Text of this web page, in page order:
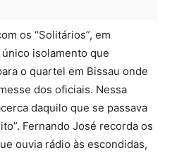
os “Solitários”, em
isolamento que
o quartel em Bissau onde
dos oficiais. Nessa
daquilo que se passava
Fernando José recorda os
ouvia rádio às escondidas,